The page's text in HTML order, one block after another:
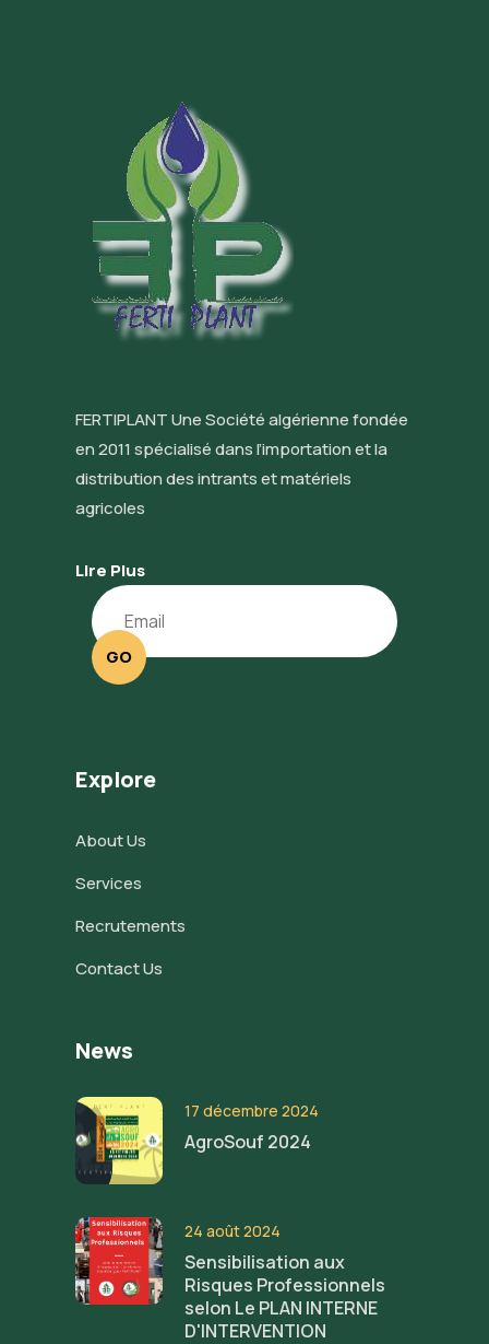
FERTIPLANT Une Société algérienne fondée
en 2011 spécialisé dans l’importation et la
distribution des intrants et matériels
agricoles
Lire Plus
GO
Explore
About Us
Services
Recrutements
Contact Us
News
17 décembre 2024
AgroSouf 2024
24 août 2024
Sensibilisation aux
Risques Professionnels
selon Le PLAN INTERNE
D'INTERVENTION